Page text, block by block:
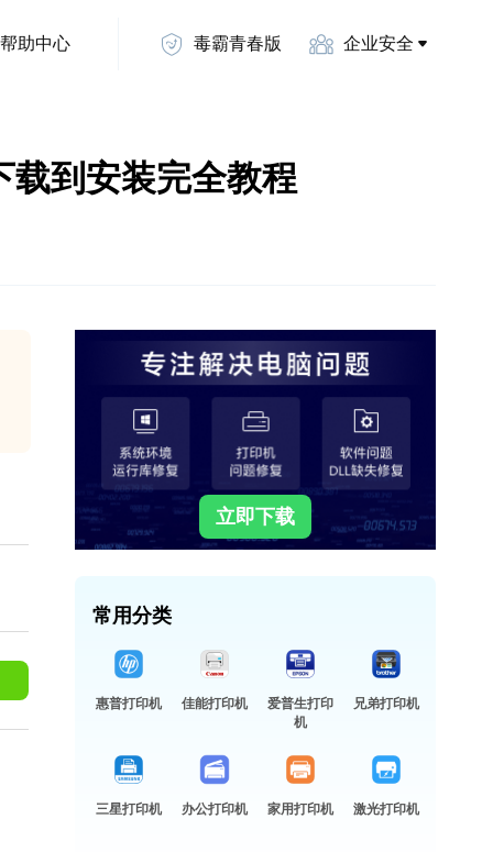
帮助中心 毒霸青春版 企业安全
载到安装完全教程
立即下载
常用分类
惠普打印机 佳能打印机
爱普生打印
机
兄弟打印机
三星打印机 办公打印机 家用打印机 激光打印机